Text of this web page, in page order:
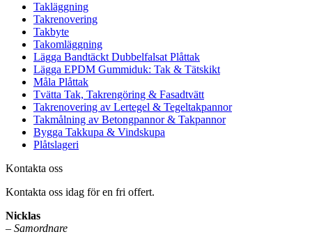
Takläggning
Takrenovering
Takbyte
Takomläggning
Lägga Bandtäckt Dubbelfalsat Plåttak
Lägga EPDM Gummiduk: Tak & Tätskikt
Måla Plåttak
Tvätta Tak, Takrengöring & Fasadtvätt
Takrenovering av Lertegel & Tegeltakpannor
Takmålning av Betongpannor & Takpannor
Bygga Takkupa & Vindskupa
Plåtslageri
Kontakta oss
Kontakta oss idag för en fri offert.
Nicklas
– Samordnare